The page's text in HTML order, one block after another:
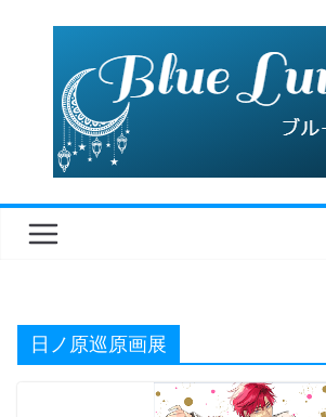
日ノ原巡原画展